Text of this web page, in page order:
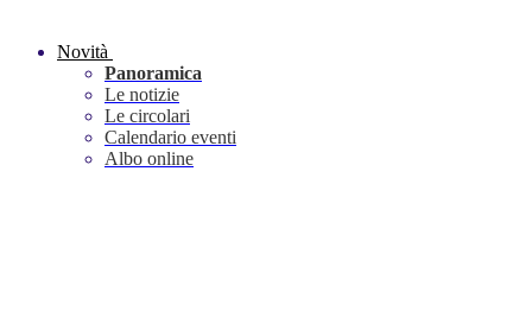
Novità
Panoramica
Le notizie
Le circolari
Calendario eventi
Albo online